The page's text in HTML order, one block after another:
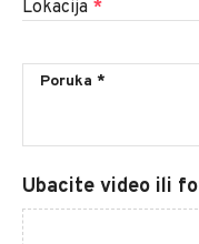
Lokacija *
Ubacite video ili